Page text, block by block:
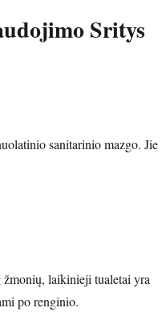
Sritys
sanitarinio mazgo. Jie
laikinieji tualetai yra
po renginio.